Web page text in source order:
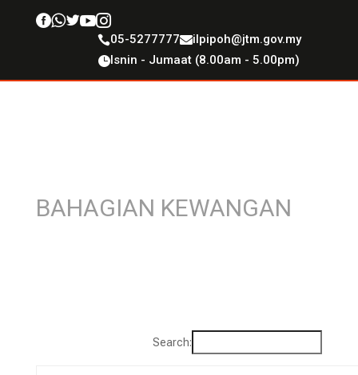

05-5277777ilpipoh@jtm.gov.my
Isnin - Jumaat (8.00am - 5.00pm)
BAHAGIAN KEWANGAN
Search: